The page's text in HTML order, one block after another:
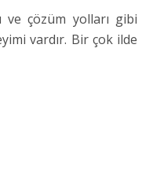
ve çözüm yolları gibi
vardır. Bir çok ilde